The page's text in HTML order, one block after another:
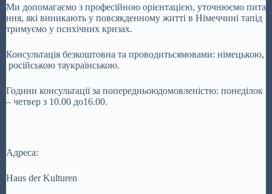
Ми допомагаємо з професійною орієнтацією, уточнюємо пита
ння, які виникають у повсякденному житті в Німеччині тапід
тримуємо у психічних кризах.
Консультація безкоштовна та проводитьсямовами: німецькою,
російською таукраїнською.
Години консультації за попередньоюдомовленістю: понеділок
– четвер з 10.00 до16.00.
Адреса:
Haus der Kulturen